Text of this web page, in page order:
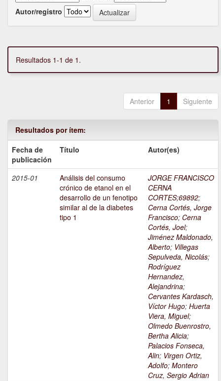
Autor/registro
Resultados 1-1 de 1.
Anterior 1 Siguiente
Resultados por ítem:
Fecha de
publicación
Título Autor(es)
2015-01
Análisis del consumo
crónico de etanol en el
desarrollo de un fenotipo
similar al de la diabetes
tipo 1
JORGE FRANCISCO
CERNA
CORTES;69892;
Cerna Cortés, Jorge
Francisco; Cerna
Cortés, Joel;
Jiménez Maldonado,
Alberto; Villegas
Sepulveda, Nicolás;
Rodríguez
Hernandez,
Alejandrina;
Cervantes Kardasch,
Víctor Hugo; Huerta
Viera, Miguel;
Olmedo Buenrostro,
Bertha Alicia;
Palacios Fonseca,
Alin; Virgen Ortiz,
Adolfo; Montero
Cruz, Sergio Adrian